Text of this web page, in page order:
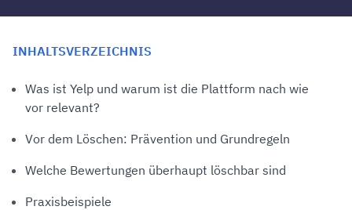
INHALTSVERZEICHNIS
Was ist Yelp und warum ist die Plattform nach wie
vor relevant?
Vor dem Löschen: Prävention und Grundregeln
Welche Bewertungen überhaupt löschbar sind
Praxisbeispiele